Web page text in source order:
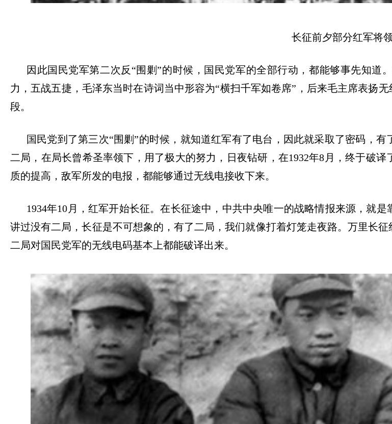
长征前夕部分红军将
因此国民党军第二次反 “围剿”的时候，国民党军的全部行动，都能够事先知道
力，五战五捷，毛泽东当时在诗词当中形容为“横扫千军如卷席” ，后来毛主席表扬
段。
国民党到了第三次“围剿”的时候，就知道红军有了电台，因此就采取了密码，
二局，在局长曾希圣率领下，用了极大的努力，日夜钻研，在1932年8 月，终于破译
质的提高，敌军所发的电报，都能够通过无线电接收下来。
1934年10 月，红军开始长征。在长征途中，中共中央唯一的战略情报来源，就
讲过没有二局，长征是不可想象的，有了二局，我们就像打着灯笼走夜路。万里长
二局对国民党军的无线电码基本上都能破译出来。